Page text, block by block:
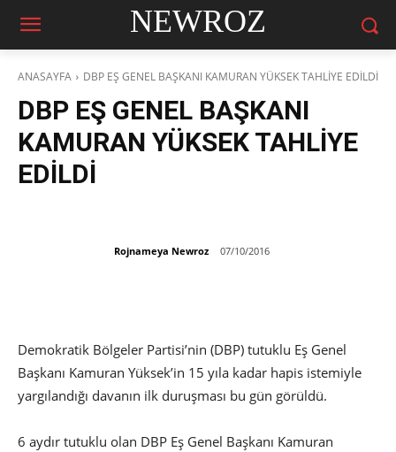
NEWROZ
ANASAYFA DBP EŞ GENEL BAŞKANI KAMURAN YÜKSEK TAHLİYE EDİLDİ
DBP EŞ GENEL BAŞKANI
KAMURAN YÜKSEK TAHLİYE
EDİLDİ
Rojnameya Newroz 07/10/2016
Demokratik Bölgeler Partisi’nin (DBP) tutuklu Eş Genel
Başkanı Kamuran Yüksek’in 15 yıla kadar hapis istemiyle
yargılandığı davanın ilk duruşması bu gün görüldü.
6 aydır tutuklu olan DBP Eş Genel Başkanı Kamuran